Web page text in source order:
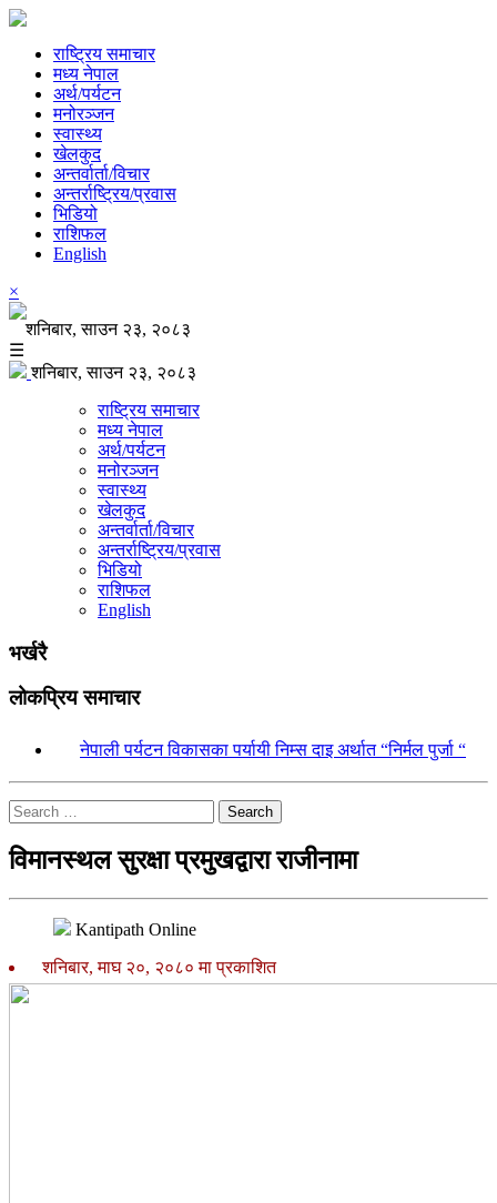
राष्ट्रिय समाचार
मध्य नेपाल
अर्थ/पर्यटन
मनोरञ्जन
स्वास्थ्य
खेलकुद
अन्तर्वार्ता/विचार
अन्तर्राष्ट्रिय/प्रवास
भिडियो
राशिफल
English
×
शनिबार, साउन २३, २०८३
☰
शनिबार, साउन २३, २०८३
राष्ट्रिय समाचार
मध्य नेपाल
अर्थ/पर्यटन
मनोरञ्जन
स्वास्थ्य
खेलकुद
अन्तर्वार्ता/विचार
अन्तर्राष्ट्रिय/प्रवास
भिडियो
राशिफल
English
भर्खरै
लोकप्रिय समाचार
नेपाली पर्यटन विकासका पर्यायी निम्स दाइ अर्थात “निर्मल पुर्जा “
Search
विमानस्थल सुरक्षा प्रमुखद्वारा राजीनामा
Kantipath Online
शनिबार, माघ २०, २०८० मा प्रकाशित